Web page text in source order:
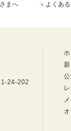
まへ よくあ
24-202